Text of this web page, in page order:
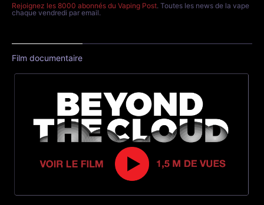
Rejoignez les 8000 abonnés du Vaping Post. Toutes les news de la vape
chaque vendredi par email.
Film documentaire